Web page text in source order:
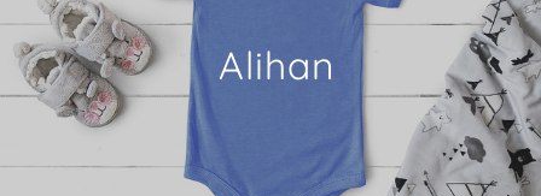
Alihan